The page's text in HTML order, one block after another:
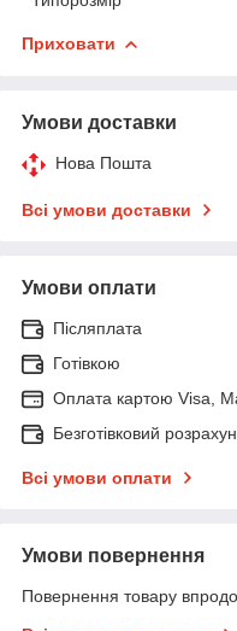
Приховати
Умови доставки
Нова Пошта
Всі умови доставки
Умови оплати
Післяплата
Готівкою
Оплата картою Visa,
Безготівковий
Всі умови оплати
Умови повернення
Повернення товару